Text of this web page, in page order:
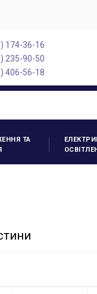
174-36-16
235-90-50
406-56-18
ТА